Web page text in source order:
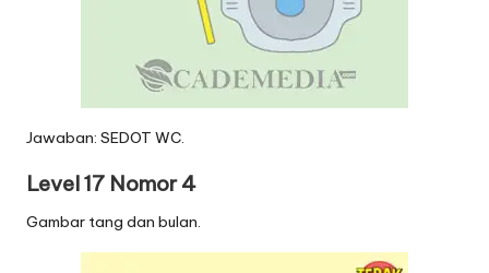
Jawaban: SEDOT WC.
Level 17 Nomor 4
Gambar tang dan bulan.